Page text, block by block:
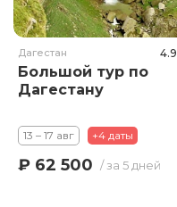
Дагестан 4.9
Большой тур по
Дагестану
13 – 17 авг +4 даты
₽ 62 500 / за 5 дней